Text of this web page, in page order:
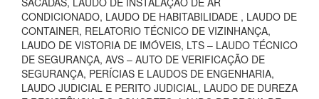
CONDICIONADO, LAUDO DE HABITABILIDADE , LAUDO DE
CONTAINER, RELATORIO TÉCNICO DE VIZINHANÇA,
LAUDO DE VISTORIA DE IMÓVEIS, LTS – LAUDO TÉCNICO
DE SEGURANÇA, AVS – AUTO DE VERIFICAÇÃO DE
SEGURANÇA, PERÍCIAS E LAUDOS DE ENGENHARIA,
LAUDO JUDICIAL E PERITO JUDICIAL, LAUDO DE DUREZA